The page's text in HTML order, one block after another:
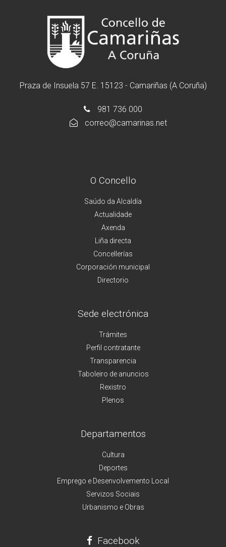
Praza de Insuela 57 E. 15123 - Camariñas (A Coruña)
981 736 000
correo@camarinas.net
O Concello
Saúdo da Alcaldía
Actualidade
Axenda
Liña directa
Concellerías
Corporación municipal
Directorio
Sede electrónica
Trámites
Perfil contratante
Transparencia
Taboleiro de anuncios
Rexistro
Plenos
Departamentos
Cultura
Deportes
Emprego e Desenvolvemento Local
Servizos Sociais
Urbanismo e Obras
Facebook